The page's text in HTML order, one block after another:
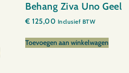
Behang Ziva Uno Geel
€ 125,00 Inclusief BTW
Toevoegen aan winkelwagen